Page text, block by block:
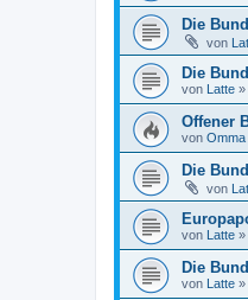
Die
von
Die
von Latte »
Offener
von Omma
Die
von
von Latte »
Die
von Latte »